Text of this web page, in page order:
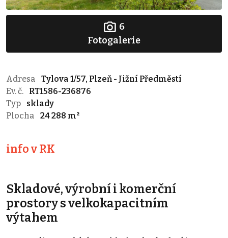
6
Fotogalerie
Adresa
Tylova 1/57, Plzeň - Jižní Předměstí
Ev. č.
RT1586-236876
Typ
sklady
Plocha
24 288 m²
info v RK
Skladové, výrobní i komerční
prostory s velkokapacitním
výtahem